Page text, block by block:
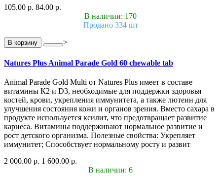
105.00 р. 84.00 р.
В наличии: 170
Продано 334 шт
В корзину >
Natures Plus Animal Parade Gold 60 chewable tab
Animal Parade Gold Multi от Natures Plus имеет в составе
витамины К2 и D3, необходимые для поддержки здоровья
костей, крови, укрепления иммунитета, а также лютеин для
улучшения состояния кожи и органов зрения. Вместо сахара в
продукте используется ксилит, что предотвращает развитие
кариеса. Витамины поддерживают нормальное развитие и
рост детского организма. Полезные свойства: Укрепляет
иммунитет; Способствует нормальному росту и развит
2 000.00 р. 1 600.00 р.
В наличии: 6